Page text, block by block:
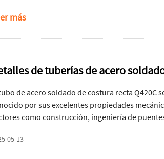
más
de tuberías de acero
de acero soldado de costura recta
por sus excelentes propiedades
como construcción, ingeniería de
dimensional preciso, lo que lo convierte
05-13